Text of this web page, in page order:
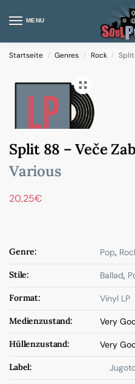
MENU
Startseite / Genres / Rock /
Split 88 – Veče
Various
20,25€
Genre: Pop,
Stile: Ballad,
Format: Vinyl LP
Medienzustand: Very
Hüllenzustand: Very
Label: